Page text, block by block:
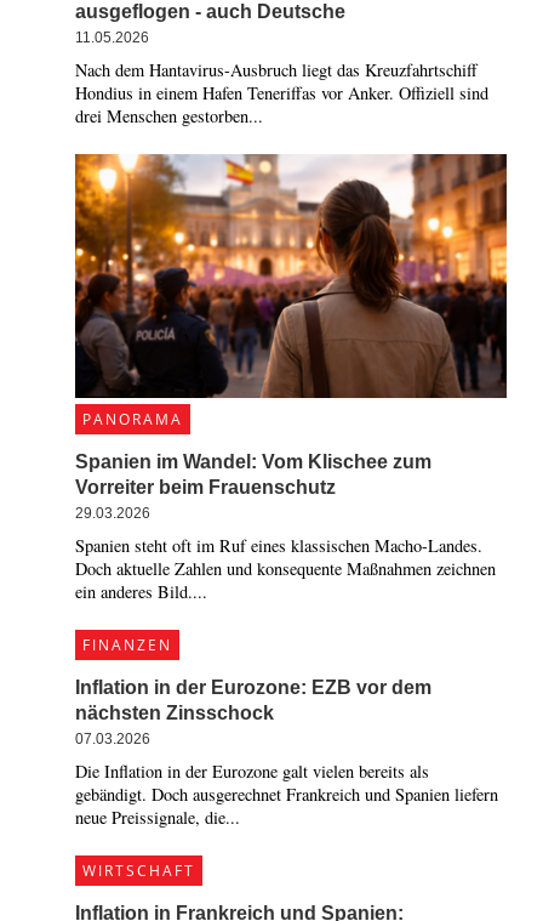
ausgeflogen - auch Deutsche
11.05.2026
Nach dem Hantavirus-Ausbruch liegt das Kreuzfahrtschiff
Hondius in einem Hafen Teneriffas vor Anker. Offiziell sind
drei Menschen gestorben...
PANORAMA
Spanien im Wandel: Vom Klischee zum
Vorreiter beim Frauenschutz
29.03.2026
Spanien steht oft im Ruf eines klassischen Macho-Landes.
Doch aktuelle Zahlen und konsequente Maßnahmen zeichnen
ein anderes Bild....
FINANZEN
Inflation in der Eurozone: EZB vor dem
nächsten Zinsschock
07.03.2026
Die Inflation in der Eurozone galt vielen bereits als
gebändigt. Doch ausgerechnet Frankreich und Spanien liefern
neue Preissignale, die...
WIRTSCHAFT
Inflation in Frankreich und Spanien: